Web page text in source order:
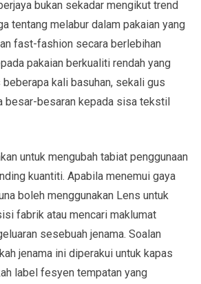
bukan sekadar mengikut trend
tentang melabur dalam pakaian yang
fast-fashion secara berlebihan
pakaian berkualiti rendah yang
kali basuhan, sekali gus
besar-besaran kepada sisa tekstil
untuk mengubah tabiat penggunaan
kuantiti. Apabila menemui gaya
boleh menggunakan Lens untuk
fabrik atau mencari maklumat
sesebuah jenama. Soalan
jenama ini diperakui untuk kapas
label fesyen tempatan yang